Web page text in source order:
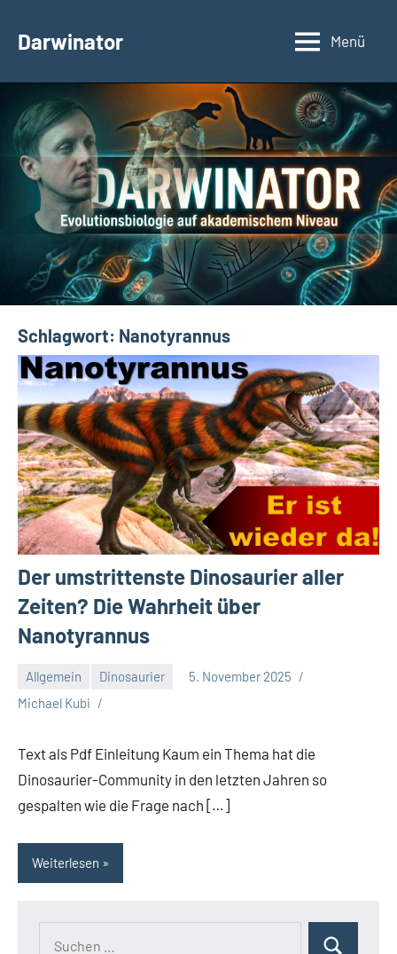
InhaltDarwinator
Evolutionsbiologie
Menü
Schlagwort: Nanotyrannus
Der umstrittenste Dinosaurier aller
Zeiten? Die Wahrheit über
Nanotyrannus
Allgemein Dinosaurier
5. November 2025
Michael Kubi
Text als Pdf Einleitung Kaum ein Thema hat die
Dinosaurier-Community in den letzten Jahren so
gespalten wie die Frage nach […]
Weiterlesen